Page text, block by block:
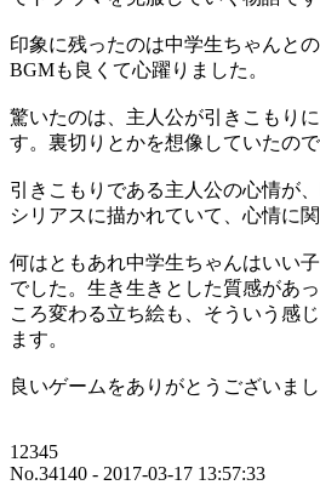
印象に残ったのは中学生ちゃんと
BGMも良くて心躍りました。
驚いたのは、主人公が引きこもり
す。裏切りとかを想像していたので
引きこもりである主人公の心情が
シリアスに描かれていて、心情に
何はともあれ中学生ちゃんはいい
でした。生き生きとした質感があ
ころ変わる立ち絵も、そういう感
ます。
良いゲームをありがとうございまし
12345
No.34140 - 2017-03-17 13:57:33